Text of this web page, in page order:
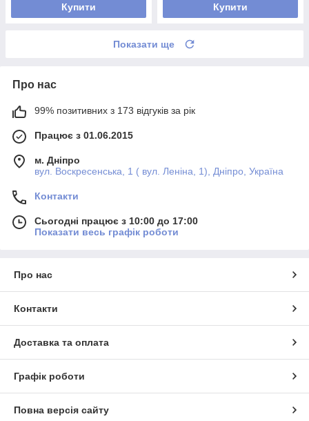
Купити Купити
Показати ще
Про нас
99% позитивних з 173 відгуків за рік
Працює з 01.06.2015
м. Дніпро
вул. Воскресенська, 1 ( вул. Леніна, 1), Дніпро, Україна
Контакти
Сьогодні працює з 10:00 до 17:00
Показати весь графік роботи
Про нас
Контакти
Доставка та оплата
Графік роботи
Повна версія сайту